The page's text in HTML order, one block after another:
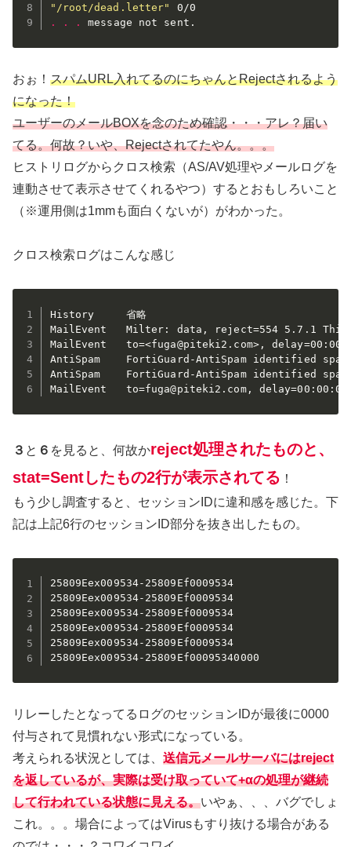
"/root/dead.letter"
.
. . message not sent.
おぉ！ スパムURL入れてるのにちゃんとRejectされるよう
になった！
ユーザーのメールBOXを念のため確認・・・アレ？届い
てる。何故？いや、Rejectされてたやん。。。
ヒストリログからクロス検索（AS/AV処理やメールログを
連動させて表示させてくれるやつ）するとおもしろいこと
（※運用側は1mmも面白くないが）がわかった。
クロス検索ログはこんな感じ
History     省略
MailEvent   Milter: data, reject=554 5.7.1 This
MailEvent   to=<fuga@piteki2.com>,
AntiSpam    FortiGuard-AntiSpam identified
AntiSpam    FortiGuard-AntiSpam identified
MailEvent   to=fuga@piteki2.com,
３ と ６ を見ると、何故かreject処理されたものと、
stat=Sentしたもの2行が表示されてる ！
もう少し調査すると、セッションIDに違和感を感じた。下
記は上記6行のセッションID部分を抜き出したもの。
25809Eex009534-25809Ef0009534
25809Eex009534-25809Ef0009534
25809Eex009534-25809Ef0009534
25809Eex009534-25809Ef0009534
25809Eex009534-25809Ef0009534
25809Eex009534-25809Ef00095340000
リレーしたとなってるログのセッションIDが最後に0000
付与されて見慣れない形式になっている。
考えられる状況としては、 送信元メールサーバにはreject
を返しているが、実際は受け取っていて+αの処理が継続
して行われている状態に見える。いやぁ、、、バグでしょ
これ。。。場合によってはVirusもすり抜ける場合がある